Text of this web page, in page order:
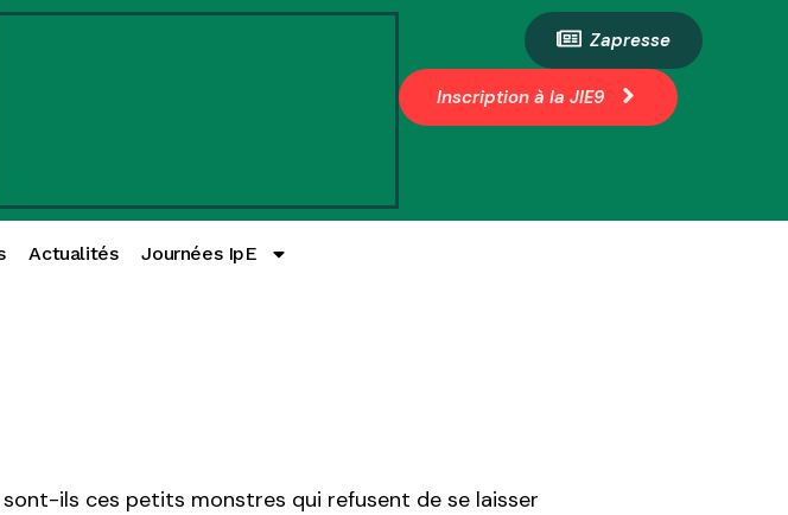
Zapresse
Inscription à la JIE9
Actualités Journées IpE
ils ces petits monstres qui refusent de se laisser